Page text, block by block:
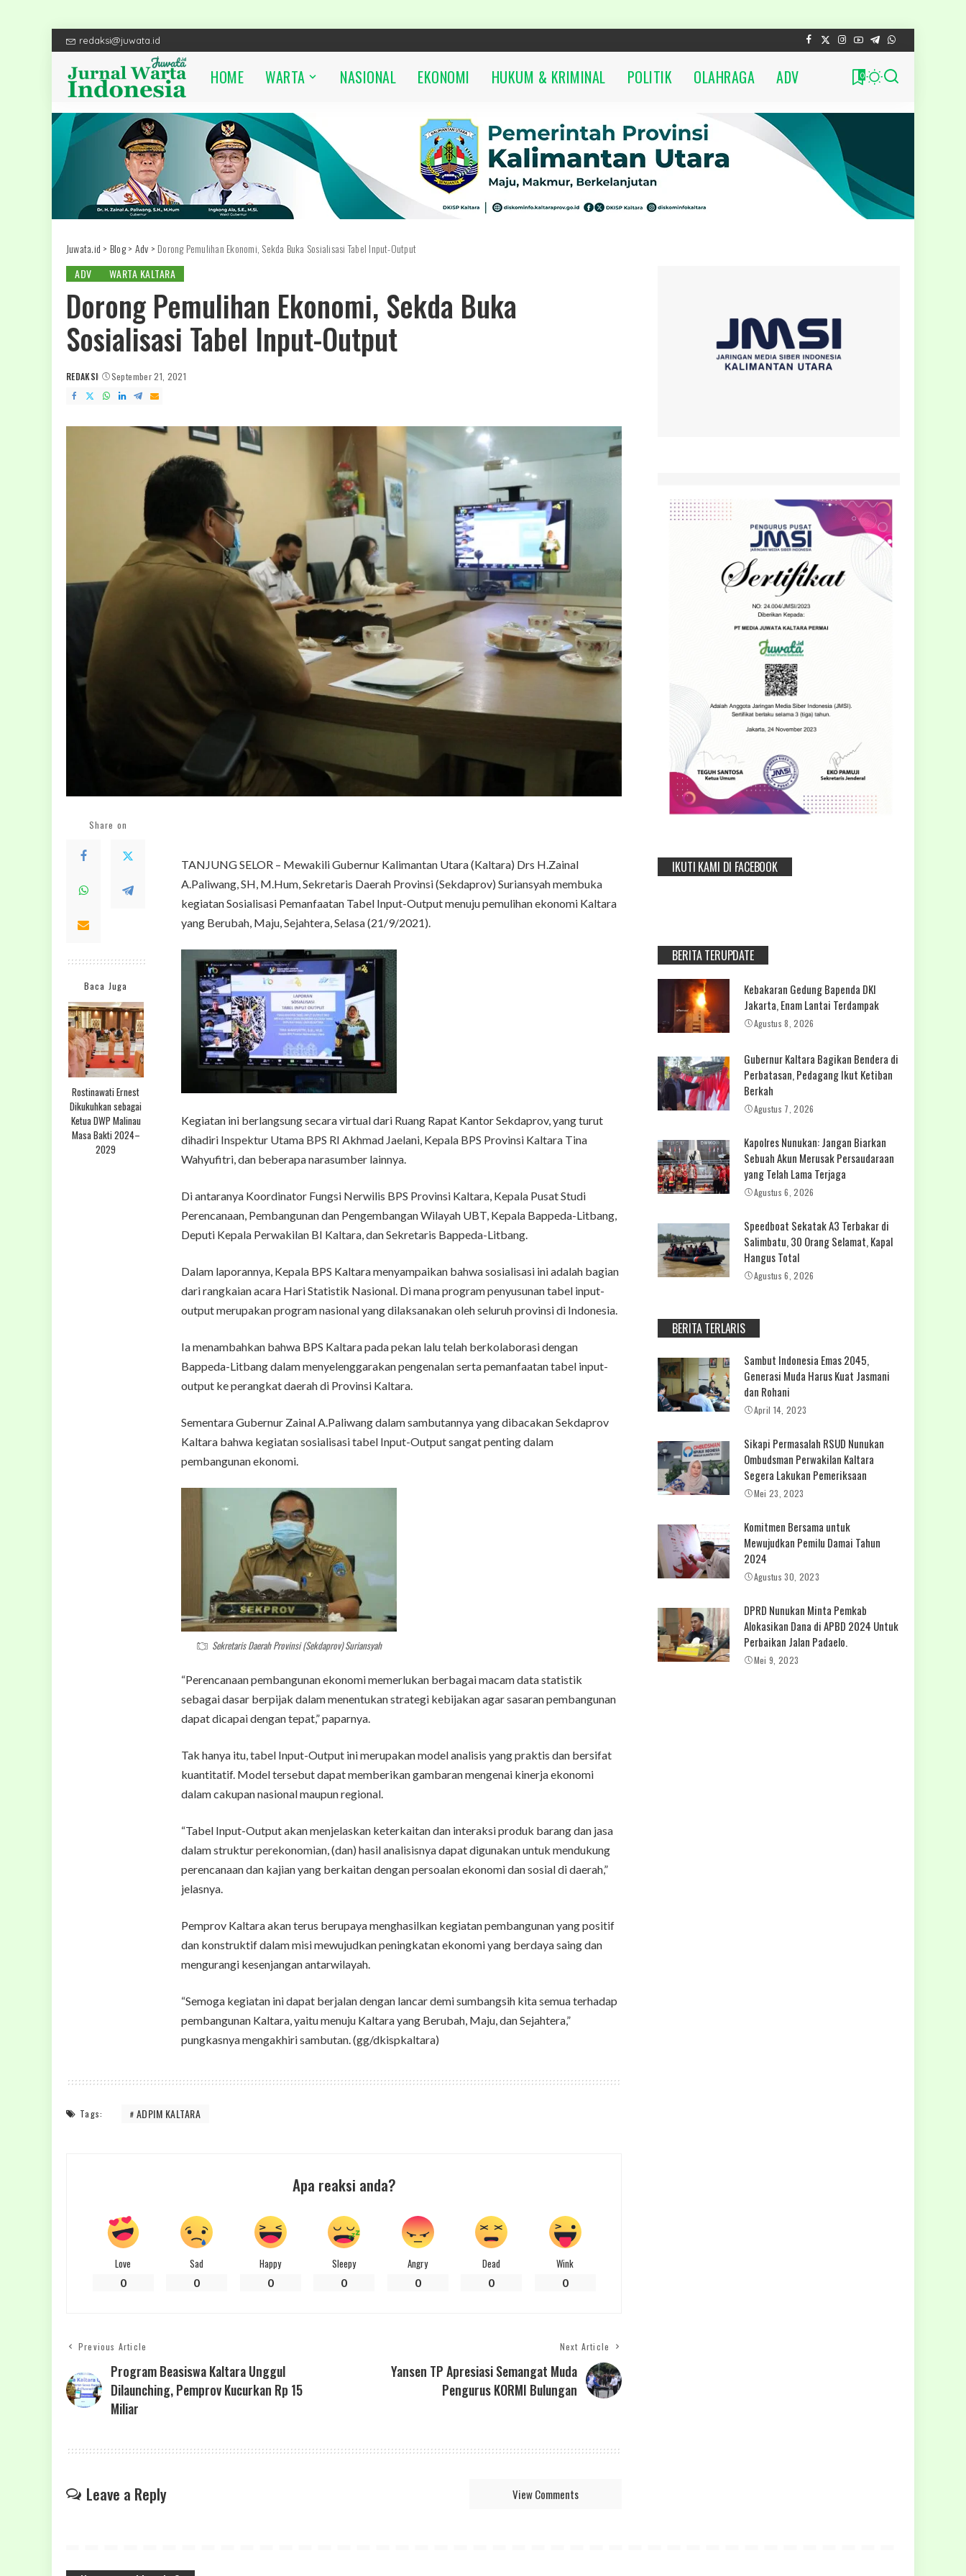
redaksi@juwata.id
HOME WARTA NASIONAL EKONOMI HUKUM & KRIMINAL POLITIK OLAHRAGA ADV 0
Juwata.id > Blog> Adv > Dorong Pemulihan Ekonomi, Sekda Buka Sosialisasi Tabel Input-Output
ADV
WARTA KALTARA
Dorong Pemulihan Ekonomi, Sekda Buka
Sosialisasi Tabel Input-Output
POSTED
BY
REDAKSI September 21, 2021
Share on
Baca Juga
Rostinawati Ernest
Dikukuhkan sebagai
Ketua DWP Malinau
Masa Bakti 2024–
2029
TANJUNG SELOR – Mewakili Gubernur Kalimantan Utara (Kaltara) Drs H.Zainal
A.Paliwang, SH, M.Hum, Sekretaris Daerah Provinsi (Sekdaprov) Suriansyah membuka
kegiatan Sosialisasi Pemanfaatan Tabel Input-Output menuju pemulihan ekonomi Kaltara
yang Berubah, Maju, Sejahtera, Selasa (21/9/2021).
Kegiatan ini berlangsung secara virtual dari Ruang Rapat Kantor Sekdaprov, yang turut
dihadiri Inspektur Utama BPS RI Akhmad Jaelani, Kepala BPS Provinsi Kaltara Tina
Wahyufitri, dan beberapa narasumber lainnya.
Di antaranya Koordinator Fungsi Nerwilis BPS Provinsi Kaltara, Kepala Pusat Studi
Perencanaan, Pembangunan dan Pengembangan Wilayah UBT, Kepala Bappeda-Litbang,
Deputi Kepala Perwakilan BI Kaltara, dan Sekretaris Bappeda-Litbang.
Dalam laporannya, Kepala BPS Kaltara menyampaikan bahwa sosialisasi ini adalah bagian
dari rangkaian acara Hari Statistik Nasional. Di mana program penyusunan tabel input-
output merupakan program nasional yang dilaksanakan oleh seluruh provinsi di Indonesia.
Ia menambahkan bahwa BPS Kaltara pada pekan lalu telah berkolaborasi dengan
Bappeda-Litbang dalam menyelenggarakan pengenalan serta pemanfaatan tabel input-
output ke perangkat daerah di Provinsi Kaltara.
Sementara Gubernur Zainal A.Paliwang dalam sambutannya yang dibacakan Sekdaprov
Kaltara bahwa kegiatan sosialisasi tabel Input-Output sangat penting dalam
pembangunan ekonomi.
Sekretaris Daerah Provinsi (Sekdaprov) Suriansyah
“Perencanaan pembangunan ekonomi memerlukan berbagai macam data statistik
sebagai dasar berpijak dalam menentukan strategi kebijakan agar sasaran pembangunan
dapat dicapai dengan tepat,” paparnya.
Tak hanya itu, tabel Input-Output ini merupakan model analisis yang praktis dan bersifat
kuantitatif. Model tersebut dapat memberikan gambaran mengenai kinerja ekonomi
dalam cakupan nasional maupun regional.
“Tabel Input-Output akan menjelaskan keterkaitan dan interaksi produk barang dan jasa
dalam struktur perekonomian, (dan) hasil analisisnya dapat digunakan untuk mendukung
perencanaan dan kajian yang berkaitan dengan persoalan ekonomi dan sosial di daerah,”
jelasnya.
Pemprov Kaltara akan terus berupaya menghasilkan kegiatan pembangunan yang positif
dan konstruktif dalam misi mewujudkan peningkatan ekonomi yang berdaya saing dan
mengurangi kesenjangan antarwilayah.
“Semoga kegiatan ini dapat berjalan dengan lancar demi sumbangsih kita semua terhadap
pembangunan Kaltara, yaitu menuju Kaltara yang Berubah, Maju, dan Sejahtera,”
pungkasnya mengakhiri sambutan. (gg/dkispkaltara)
Tags: ADPIM KALTARA
Apa reaksi anda?
Love
0
Sad
0
Happy
0
Sleepy
0
Angry
0
Dead
0
Wink
0
Previous Article
Program Beasiswa Kaltara Unggul
Dilaunching, Pemprov Kucurkan Rp 15
Miliar
Next Article
Yansen TP Apresiasi Semangat Muda
Pengurus KORMI Bulungan
Leave a Reply View Comments
IKUTI KAMI DI FACEBOOK
BERITA TERUPDATE
Kebakaran Gedung Bapenda DKI
Jakarta, Enam Lantai Terdampak
Agustus 8, 2026
Gubernur Kaltara Bagikan Bendera di
Perbatasan, Pedagang Ikut Ketiban
Berkah
Agustus 7, 2026
Kapolres Nunukan: Jangan Biarkan
Sebuah Akun Merusak Persaudaraan
yang Telah Lama Terjaga
Agustus 6, 2026
Speedboat Sekatak A3 Terbakar di
Salimbatu, 30 Orang Selamat, Kapal
Hangus Total
Agustus 6, 2026
BERITA TERLARIS
Sambut Indonesia Emas 2045,
Generasi Muda Harus Kuat Jasmani
dan Rohani
April 14, 2023
Sikapi Permasalah RSUD Nunukan
Ombudsman Perwakilan Kaltara
Segera Lakukan Pemeriksaan
Mei 23, 2023
Komitmen Bersama untuk
Mewujudkan Pemilu Damai Tahun
2024
Agustus 30, 2023
DPRD Nunukan Minta Pemkab
Alokasikan Dana di APBD 2024 Untuk
Perbaikan Jalan Padaelo.
Mei 9, 2023